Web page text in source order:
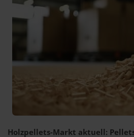
Holzpellets-Markt aktuell: